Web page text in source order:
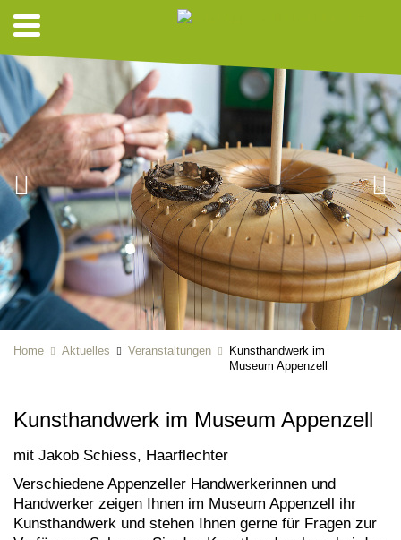
Home Aktuelles Veranstaltungen
Kunsthandwerk im
Museum Appenzell
Kunsthandwerk im Museum Appenzell
mit Jakob Schiess, Haarflechter
Verschiedene Appenzeller Handwerkerinnen und
Handwerker zeigen Ihnen im Museum Appenzell ihr
Kunsthandwerk und stehen Ihnen gerne für Fragen zur